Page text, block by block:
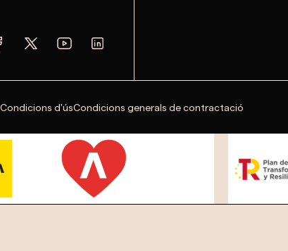
Condicions d'úsCondicions generals de contractació